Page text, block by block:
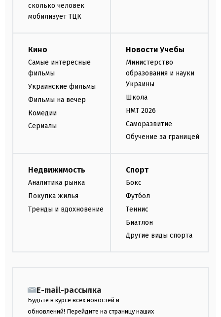
сколько человек
мобилизует ТЦК
Кино
Самые интересные
фильмы
Украинские фильмы
Фильмы на вечер
Комедии
Сериалы
Новости Учебы
Министерство
образования и науки
Украины
Школа
НМТ 2026
Саморазвитие
Обучение за границей
Недвижимость
Аналитика рынка
Покупка жилья
Тренды и вдохновение
Спорт
Бокс
Футбол
Теннис
Биатлон
Другие виды спорта
E-mail-рассылка
Будьте в курсе всех новостей и
обновлений! Перейдите на страницу наших